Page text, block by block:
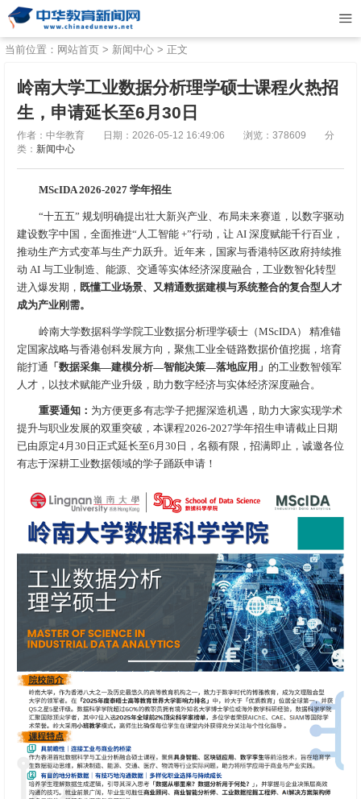
当前位置： 网站首页 > 新闻中心 > 正文
岭南大学工业数据分析理学硕士课程火热招
生，申请延长至6月30日
作者：中华教育 日期：2026-05-12 16:49:06 浏览：378609
分
类： 新闻中心
MScIDA 2026-2027 学年招生
“十五五” 规划明确提出壮大新兴产业、布局未来赛道，以数字驱动
建设数字中国，全面推进“人工智能 +”行动，让 AI 深度赋能千行百业，
推动生产方式变革与生产力跃升。近年来，国家与香港特区政府持续推
动 AI 与工业制造、能源、交通等实体经济深度融合，工业数智化转型
进入爆发期， 既懂工业场景、又精通数据建模与系统整合的复合型人才
成为产业刚需。
岭南大学数据科学学院工业数据分析理学硕士（MScIDA） 精准锚
定国家战略与香港创科发展方向，聚焦工业全链路数据价值挖掘，培育
能打通 「数据采集—建模分析—智能决策—落地应用」 的工业数智领军
人才，以技术赋能产业升级，助力数字经济与实体经济深度融合。
重要通知： 为方便更多有志学子把握深造机遇，助力大家实现学术
提升与职业发展的双重突破，本课程2026-2027学年招生申请截止日期
已由原定4月30日正式延长至6月30日，名额有限，招满即止，诚邀各位
有志于深耕工业数据领域的学子踊跃申请！